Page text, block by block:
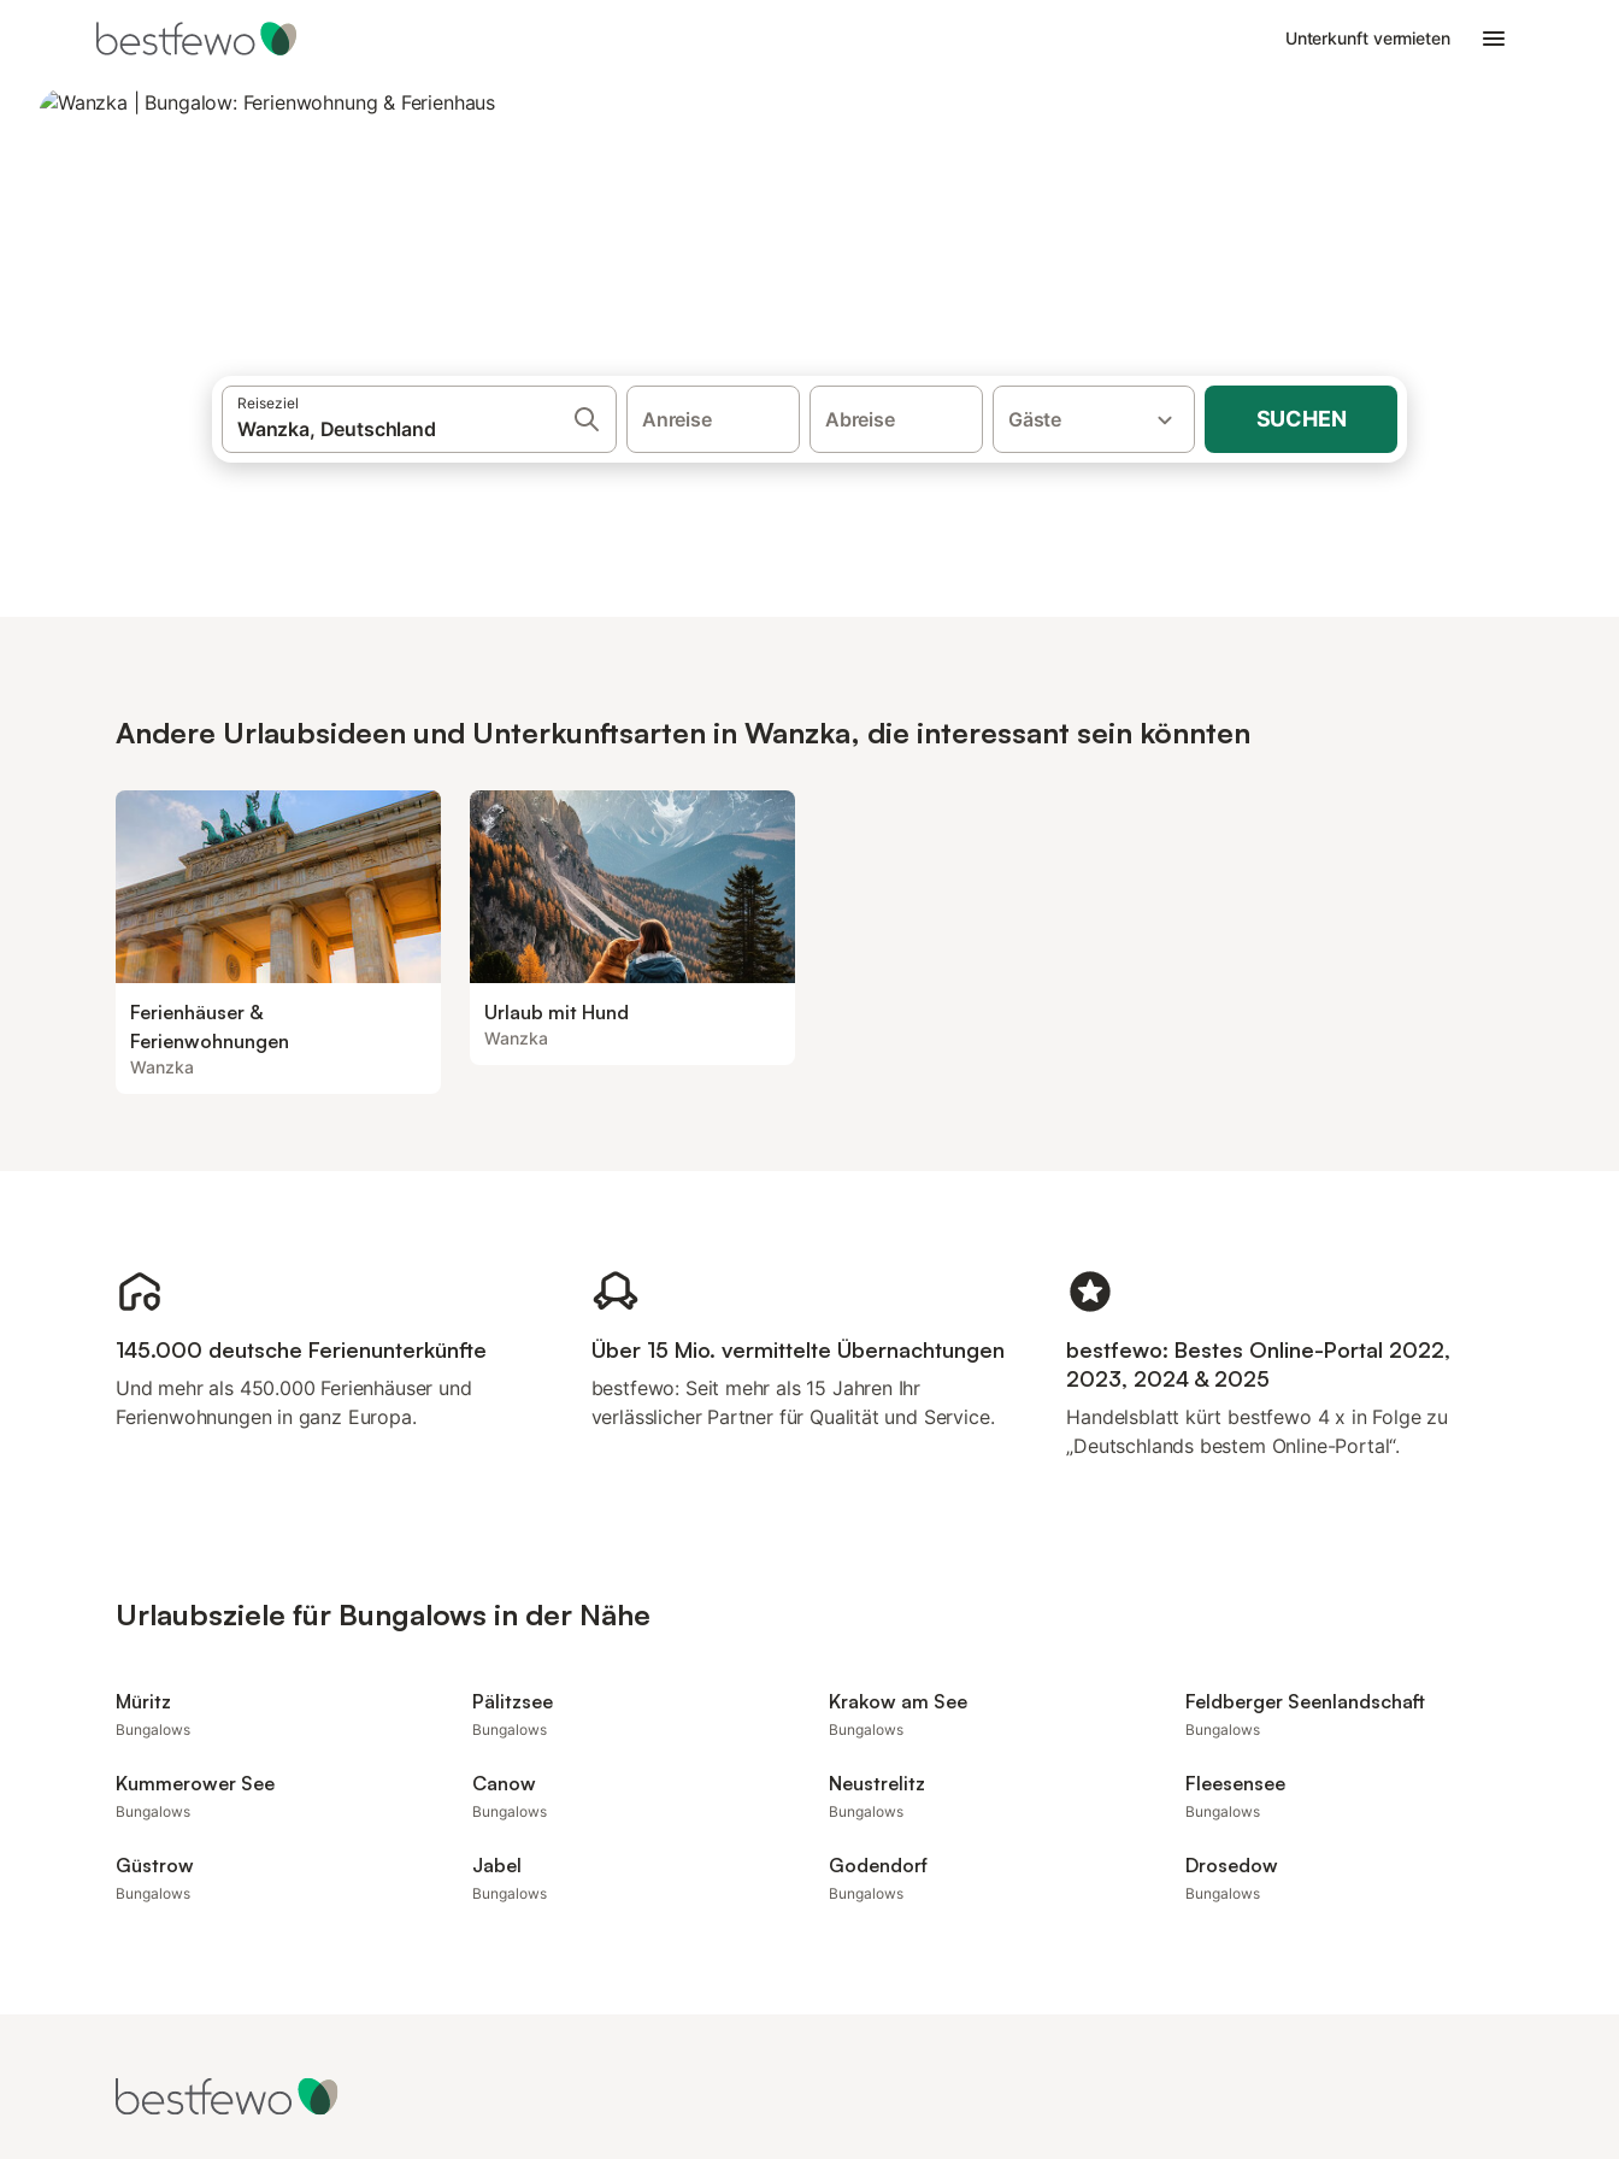
Unterkunft vermieten
Reiseziel
Anreise Abreise Gäste SUCHEN
Andere Urlaubsideen und Unterkunftsarten in Wanzka, die interessant sein könnten
Ferienhäuser &
Ferienwohnungen
Wanzka
Urlaub mit Hund
Wanzka
145.000 deutsche Ferienunterkünfte
Und mehr als 450.000 Ferienhäuser und
Ferienwohnungen in ganz Europa.
Über 15 Mio. vermittelte Übernachtungen
bestfewo: Seit mehr als 15 Jahren Ihr
verlässlicher Partner für Qualität und Service.
bestfewo: Bestes Online-Portal 2022,
2023, 2024 & 2025
Handelsblatt kürt bestfewo 4 x in Folge zu
„Deutschlands bestem Online-Portal“.
Urlaubsziele für Bungalows in der Nähe
Müritz
Bungalows
Pälitzsee
Bungalows
Krakow am See
Bungalows
Feldberger Seenlandschaft
Bungalows
Kummerower See
Bungalows
Canow
Bungalows
Neustrelitz
Bungalows
Fleesensee
Bungalows
Güstrow
Bungalows
Jabel
Bungalows
Godendorf
Bungalows
Drosedow
Bungalows